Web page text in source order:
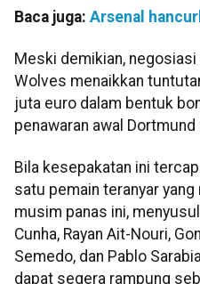
Baca juga: Arsenal
Meski demikian,
Wolves menaikkan
juta euro dalam bentuk
penawaran awal
Bila kesepakatan ini
satu pemain teranyar
musim panas ini,
Cunha, Rayan Ait-Nouri,
Semedo, dan Pablo
dapat segera rampung